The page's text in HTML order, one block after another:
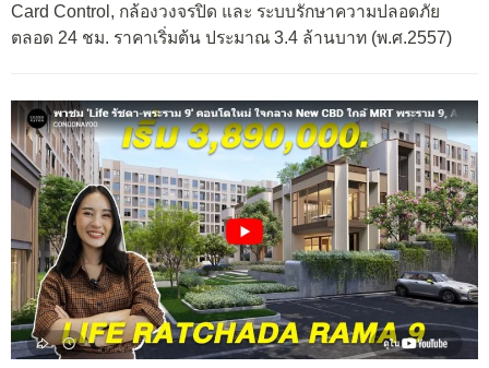
Card Control, กล้องวงจรปิด และ ระบบรักษาความปลอดภัย
ตลอด 24 ชม. ราคาเริ่มต้น ประมาณ 3.4 ล้านบาท (พ.ศ.2557)